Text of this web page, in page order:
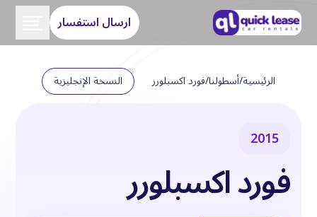
ارسال استفسار
الرئيسية/أسطولنا/فورد اكسبلورر النسخة الإنجليزية
2015
فورد اكسبلورر